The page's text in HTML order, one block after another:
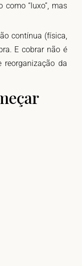
como “luxo”, mas
contínua (física,
E cobrar não é
da